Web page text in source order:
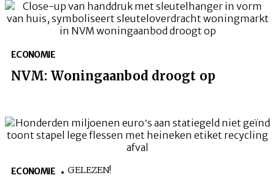
ECONOMIE
NVM: Woningaanbod droogt op
ECONOMIE GELEZEN!